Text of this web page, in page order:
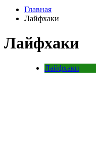
Главная
Лайфхаки
Лайфхаки
Лайфхаки